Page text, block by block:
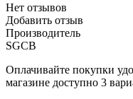
Нет отзывов
Добавить отзыв
Производитель
SGCB
Оплачивайте покупки
магазине доступно 3